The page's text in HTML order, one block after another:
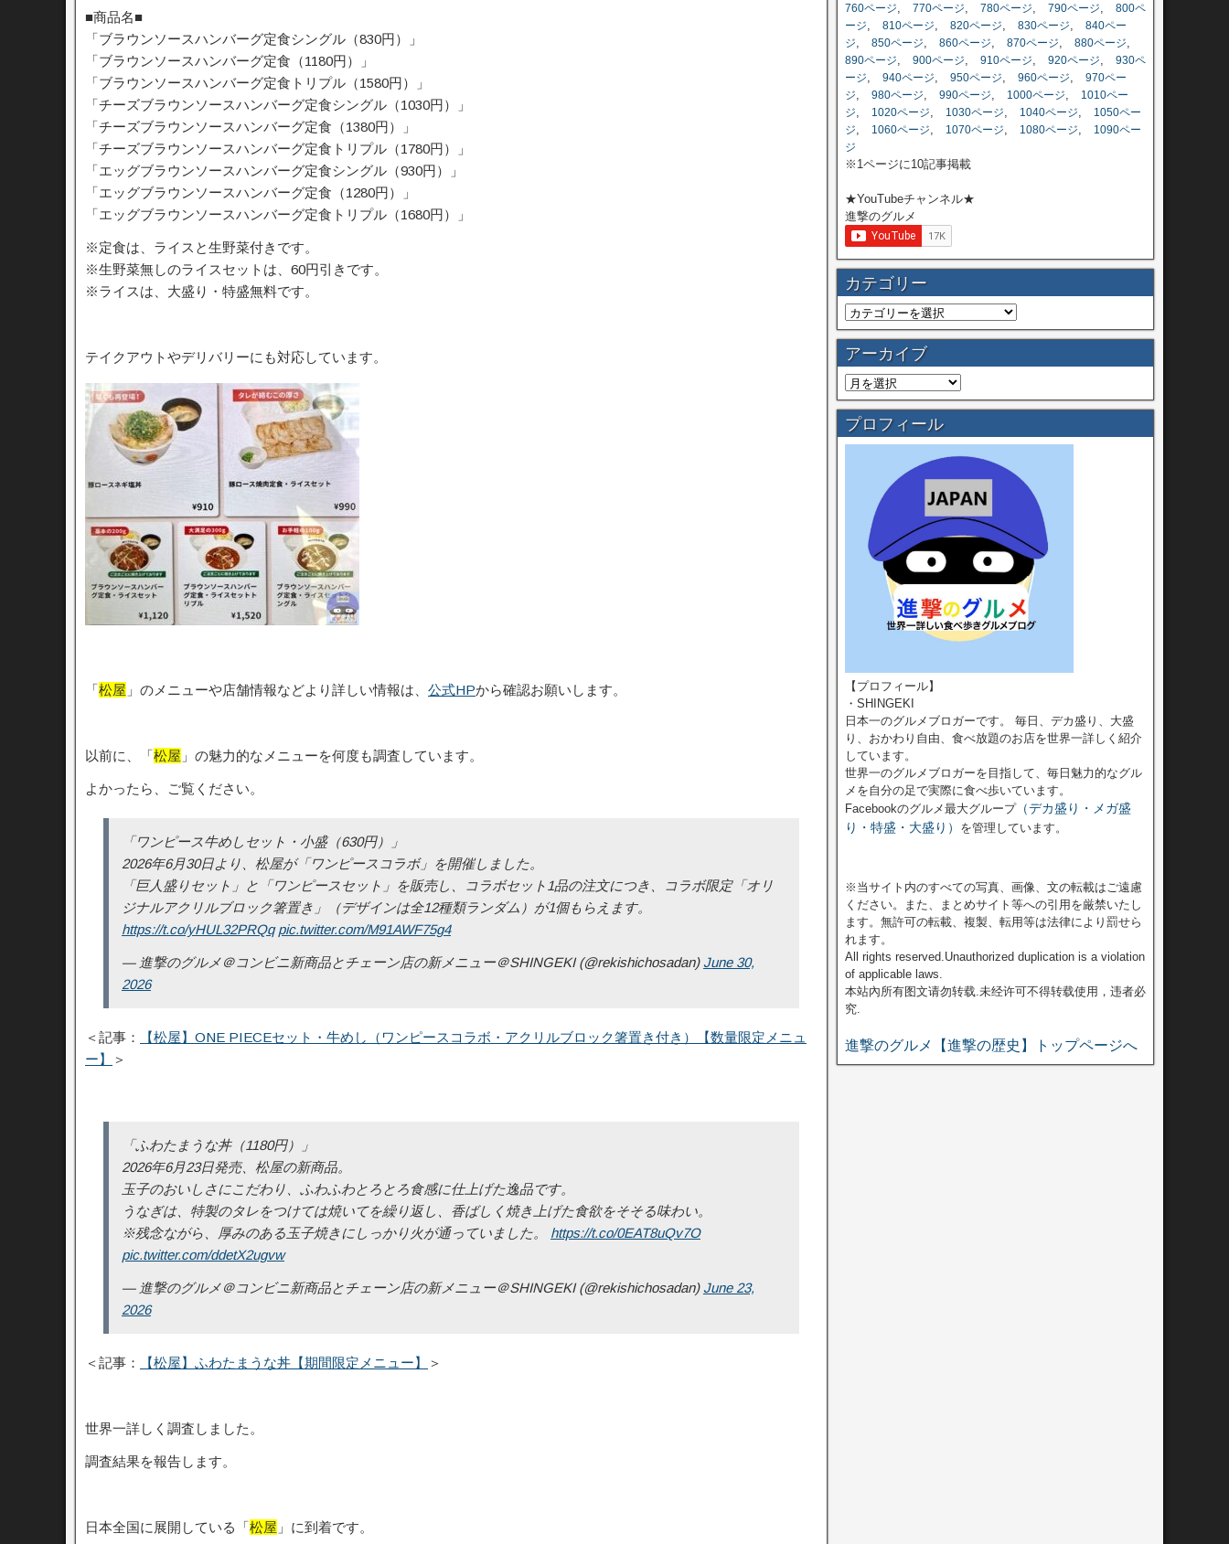
■商品名■
「ブラウンソースハンバーグ定食シングル（830円）」
「ブラウンソースハンバーグ定食（1180円）」
「ブラウンソースハンバーグ定食トリプル（1580円）」
「チーズブラウンソースハンバーグ定食シングル（1030円）」
「チーズブラウンソースハンバーグ定食（1380円）」
「チーズブラウンソースハンバーグ定食トリプル（1780円）」
「エッグブラウンソースハンバーグ定食シングル（930円）」
「エッグブラウンソースハンバーグ定食（1280円）」
「エッグブラウンソースハンバーグ定食トリプル（1680円）」
※定食は、ライスと生野菜付きです。
※生野菜無しのライスセットは、60円引きです。
※ライスは、大盛り・特盛無料です。
テイクアウトやデリバリーにも対応しています。
「松屋 」のメニューや店舗情報などより詳しい情報は、 公式HPから確認お願いします。
以前に、「松屋 」の魅力的なメニューを何度も調査しています。
よかったら、ご覧ください。
「ワンピース牛めしセット・小盛（630円）」
2026年6月30日より、松屋が「ワンピースコラボ」を開催しました。
「巨人盛りセット」と「ワンピースセット」を販売し、コラボセット1品の注文につき、コラボ限定「オリ
ジナルアクリルブロック箸置き」（デザインは全12種類ランダム）が1個もらえます。
https://t.co/yHUL32PRQq pic.twitter.com/M91AWF75g4
— 進撃のグルメ＠コンビニ新商品とチェーン店の新メニュー＠SHINGEKI (@rekishichosadan) June 30,
2026
＜記事：
【松屋】ONE PIECEセット・牛めし（ワンピースコラボ・アクリルブロック箸置き付き）【数量限定メニュ
ー】
＞
「ふわたまうな丼（1180円）」
2026年6月23日発売、松屋の新商品。
玉子のおいしさにこだわり、ふわふわとろとろ食感に仕上げた逸品です。
うなぎは、特製のタレをつけては焼いてを繰り返し、香ばしく焼き上げた食欲をそそる味わい。
※残念ながら、厚みのある玉子焼きにしっかり火が通っていました。 https://t.co/0EAT8uQv7O
pic.twitter.com/ddetX2ugvw
— 進撃のグルメ＠コンビニ新商品とチェーン店の新メニュー＠SHINGEKI (@rekishichosadan) June 23,
2026
＜記事： 【松屋】ふわたまうな丼【期間限定メニュー】 ＞
世界一詳しく調査しました。
調査結果を報告します。
日本全国に展開している「松屋 」に到着です。
760ページ, 770ページ, 780ページ, 790ページ, 800ペ
ージ, 810ページ, 820ページ, 830ページ, 840ペー
ジ, 850ページ, 860ページ, 870ページ, 880ページ,
890ページ, 900ページ, 910ページ, 920ページ, 930ペ
ージ, 940ページ, 950ページ, 960ページ, 970ペー
ジ, 980ページ, 990ページ, 1000ページ,
1010ペー
ジ, 1020ページ, 1030ページ, 1040ページ,
1050ペー
ジ, 1060ページ, 1070ページ, 1080ページ,
1090ペー
ジ
※1ページに10記事掲載
★YouTubeチャンネル★
進撃のグルメ
カテゴリー
アーカイブ
プロフィール
【プロフィール】
・SHINGEKI
日本一のグルメブロガーです。 毎日、デカ盛り、大盛
り、おかわり自由、食べ放題のお店を世界一詳しく紹介
しています。
世界一のグルメブロガーを目指して、毎日魅力的なグル
メを自分の足で実際に食べ歩いています。
Facebookのグルメ最大グループ（デカ盛り・メガ盛
り・特盛・大盛り） を管理しています。
※当サイト内のすべての写真、画像、文の転載はご遠慮
ください。また、まとめサイト等への引用を厳禁いたし
ます。無許可の転載、複製、転用等は法律により罰せら
れます。
All rights reserved.Unauthorized duplication is a violation
of applicable laws.
本站內所有图文请勿转载.未经许可不得转载使用，违者必
究.
進撃のグルメ【進撃の歴史】トップページへ